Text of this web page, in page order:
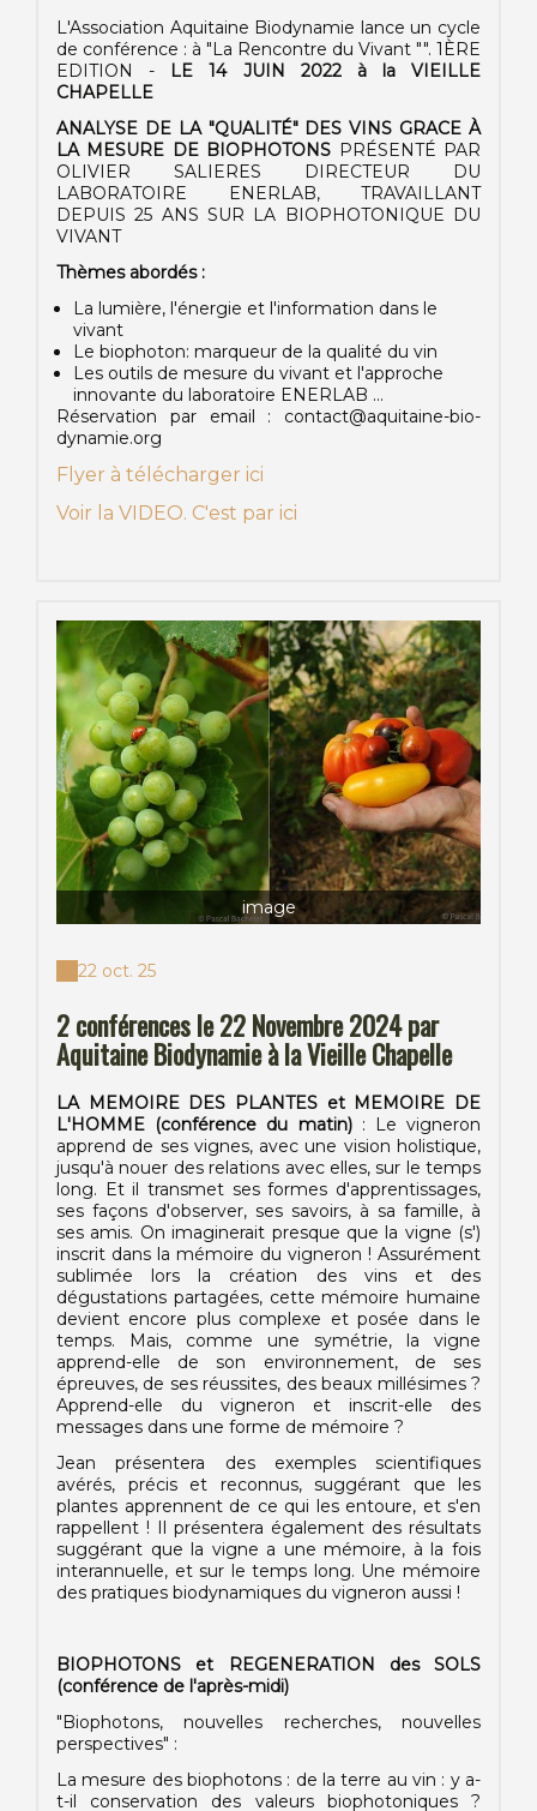
L'Association Aquitaine Biodynamie lance un cycle
de conférence : à "La Rencontre du Vivant "". 1ÈRE
EDITION -
LE 14 JUIN 2022 à la VIEILLE
CHAPELLE
ANALYSE DE LA "QUALITÉ" DES VINS GRACE À
LA MESURE DE BIOPHOTONS PRÉSENTÉ PAR
OLIVIER SALIERES DIRECTEUR DU
LABORATOIRE ENERLAB, TRAVAILLANT
DEPUIS 25 ANS SUR LA BIOPHOTONIQUE DU
VIVANT
Thèmes abordés :
La lumière, l'énergie et l'information dans le
vivant
Le biophoton: marqueur de la qualité du vin
Les outils de mesure du vivant et l'approche
innovante du laboratoire ENERLAB ...
Réservation par email : contact@aquitaine-bio-
dynamie.org
Flyer à télécharger ici
Voir la VIDEO. C'est par ici
image
22 oct. 25
2 conférences le 22 Novembre 2024 par
Aquitaine Biodynamie à la Vieille Chapelle
LA MEMOIRE DES PLANTES et MEMOIRE DE
L'HOMME (conférence du matin): Le vigneron
apprend de ses vignes, avec une vision holistique,
jusqu'à nouer des relations avec elles, sur le temps
long. Et il transmet ses formes d'apprentissages,
ses façons d'observer, ses savoirs, à sa famille, à
ses amis. On imaginerait presque que la vigne (s')
inscrit dans la mémoire du vigneron ! Assurément
sublimée lors la création des vins et des
dégustations partagées, cette mémoire humaine
devient encore plus complexe et posée dans le
temps. Mais, comme une symétrie, la vigne
apprend-elle de son environnement, de ses
épreuves, de ses réussites, des beaux millésimes ?
Apprend-elle du vigneron et inscrit-elle des
messages dans une forme de mémoire ?
Jean présentera des exemples scientifiques
avérés, précis et reconnus, suggérant que les
plantes apprennent de ce qui les entoure, et s'en
rappellent ! Il présentera également des résultats
suggérant que la vigne a une mémoire, à la fois
interannuelle, et sur le temps long. Une mémoire
des pratiques biodynamiques du vigneron aussi !
BIOPHOTONS et REGENERATION des SOLS
(conférence de l'après-midi)
"Biophotons, nouvelles recherches, nouvelles
perspectives" :
La mesure des biophotons : de la terre au vin : y a-
t-il conservation des valeurs biophotoniques ?